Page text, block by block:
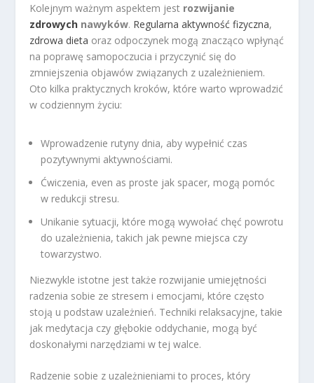
Kolejnym ważnym aspektem jest rozwijanie
zdrowych nawyków. Regularna aktywność fizyczna,
zdrowa dieta oraz odpoczynek mogą znacząco wpłynąć
na poprawę samopoczucia i przyczynić się do
zmniejszenia objawów związanych z uzależnieniem.
Oto kilka praktycznych kroków, które warto wprowadzić
w codziennym życiu:
Wprowadzenie rutyny dnia, aby wypełnić czas
pozytywnymi aktywnościami.
Ćwiczenia, even as proste jak spacer, mogą pomóc
w redukcji stresu.
Unikanie sytuacji, które mogą wywołać chęć powrotu
do uzależnienia, takich jak pewne miejsca czy
towarzystwo.
Niezwykle istotne jest także rozwijanie umiejętności
radzenia sobie ze stresem i emocjami, które często
stoją u podstaw uzależnień. Techniki relaksacyjne, takie
jak medytacja czy głębokie oddychanie, mogą być
doskonałymi narzędziami w tej walce.
Radzenie sobie z uzależnieniami to proces, który